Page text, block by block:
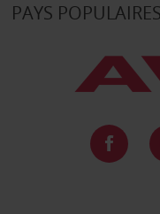
PAYS POPULAIRES